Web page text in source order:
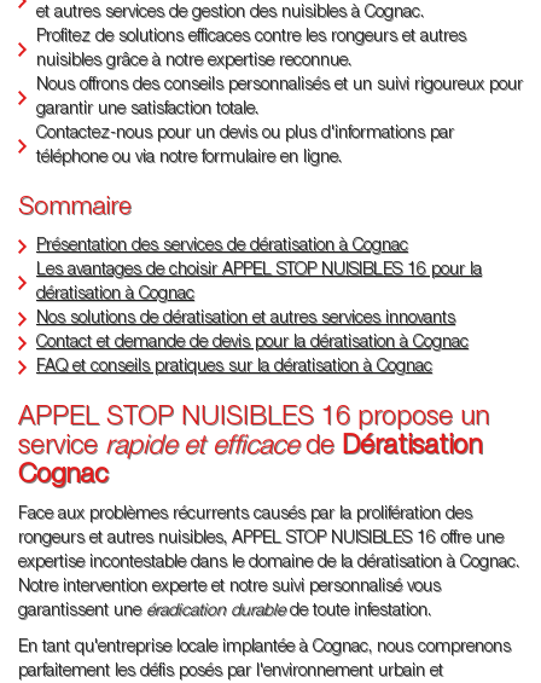
et autres services de gestion des nuisibles à Cognac.
Profitez de solutions efficaces contre les rongeurs et autres
nuisibles grâce à notre expertise reconnue.
Nous offrons des conseils personnalisés et un suivi rigoureux pour
garantir une satisfaction totale.
Contactez-nous pour un devis ou plus d'informations par
téléphone ou via notre formulaire en ligne.
Sommaire
Présentation des services de dératisation à Cognac
Les avantages de choisir APPEL STOP NUISIBLES 16 pour la
dératisation à Cognac
Nos solutions de dératisation et autres services innovants
Contact et demande de devis pour la dératisation à Cognac
FAQ et conseils pratiques sur la dératisation à Cognac
APPEL STOP NUISIBLES 16 propose un
service rapide et efficacede Dératisation
Cognac
Face aux problèmes récurrents causés par la prolifération des
rongeurs et autres nuisibles, APPEL STOP NUISIBLES 16 offre une
expertise incontestable dans le domaine de la dératisation à Cognac.
Notre intervention experte et notre suivi personnalisé vous
garantissent une éradication durablede toute infestation.
En tant qu'entreprise locale implantée à Cognac, nous comprenons
parfaitement les défis posés par l'environnement urbain et